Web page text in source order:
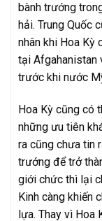
bành trướng
hải. Trung Quốc
nhân khi Hoa Kỳ
tại Afgahanistan
trước khi nước
Hoa Kỳ cũng có
những ưu tiên
ra cũng chưa tin
trướng để trở
giới chức thì lại
Kinh càng khiến
lựa. Thay vì Hoa